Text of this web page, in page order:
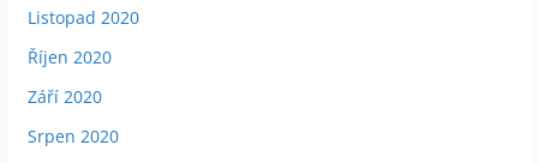
Listopad 2020
Říjen 2020
Září 2020
Srpen 2020